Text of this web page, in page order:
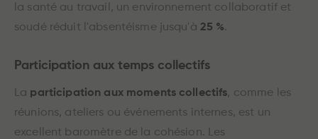
la santé au travail, un environnement collaboratif et
soudé réduit l'absentéisme jusqu'à 25 %.
Participation aux temps collectifs
La participation aux moments collectifs, comme les
réunions, ateliers ou événements internes, est un
excellent baromètre de la cohésion. Les